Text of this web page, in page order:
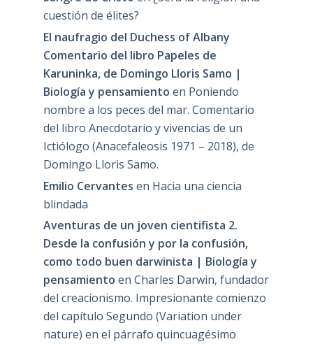
cuestión de élites?
El naufragio del Duchess of Albany
Comentario del libro Papeles de
Karuninka, de Domingo Lloris Samo |
Biología y pensamiento en Poniendo
nombre a los peces del mar. Comentario
del libro Anecdotario y vivencias de un
Ictiólogo (Anacefaleosis 1971 – 2018), de
Domingo Lloris Samo.
Emilio Cervantes en Hacia una ciencia
blindada
Aventuras de un joven cientifista 2.
Desde la confusión y por la confusión,
como todo buen darwinista | Biología y
pensamiento en Charles Darwin, fundador
del creacionismo. Impresionante comienzo
del capítulo Segundo (Variation under
nature) en el párrafo quincuagésimo